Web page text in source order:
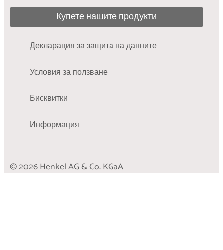
Научете повече
Купете нашите продукти
Декларация за защита на данните
Условия за ползване
Бисквитки
Информация
© 2026 Henkel AG & Co. KGaA